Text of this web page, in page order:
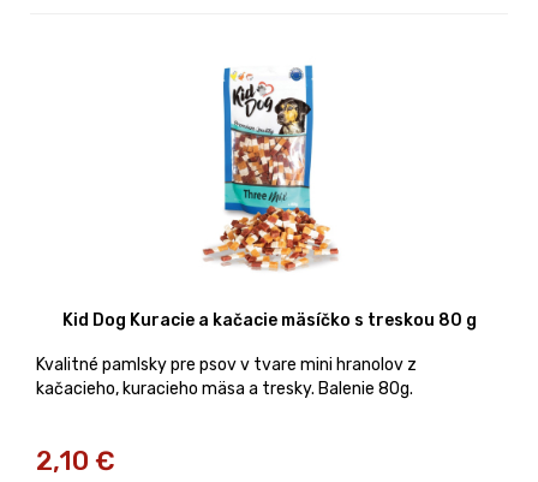
Kid Dog Kuracie a kačacie mäsíčko s treskou 80 g
Kvalitné pamlsky pre psov v tvare mini hranolov z
kačacieho, kuracieho mäsa a tresky. Balenie 80g.
2,10 €